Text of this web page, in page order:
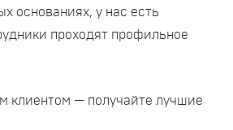
основаниях, у нас есть
проходят профильное
клиентом — получайте лучшие